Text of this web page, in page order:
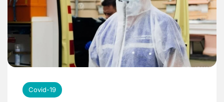
Covid-19